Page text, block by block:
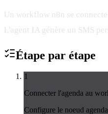
Un workflow n8n se
L'agent IA génère un SMS
Étape par étape
1
Connecter l'agenda au
Configure le noeud